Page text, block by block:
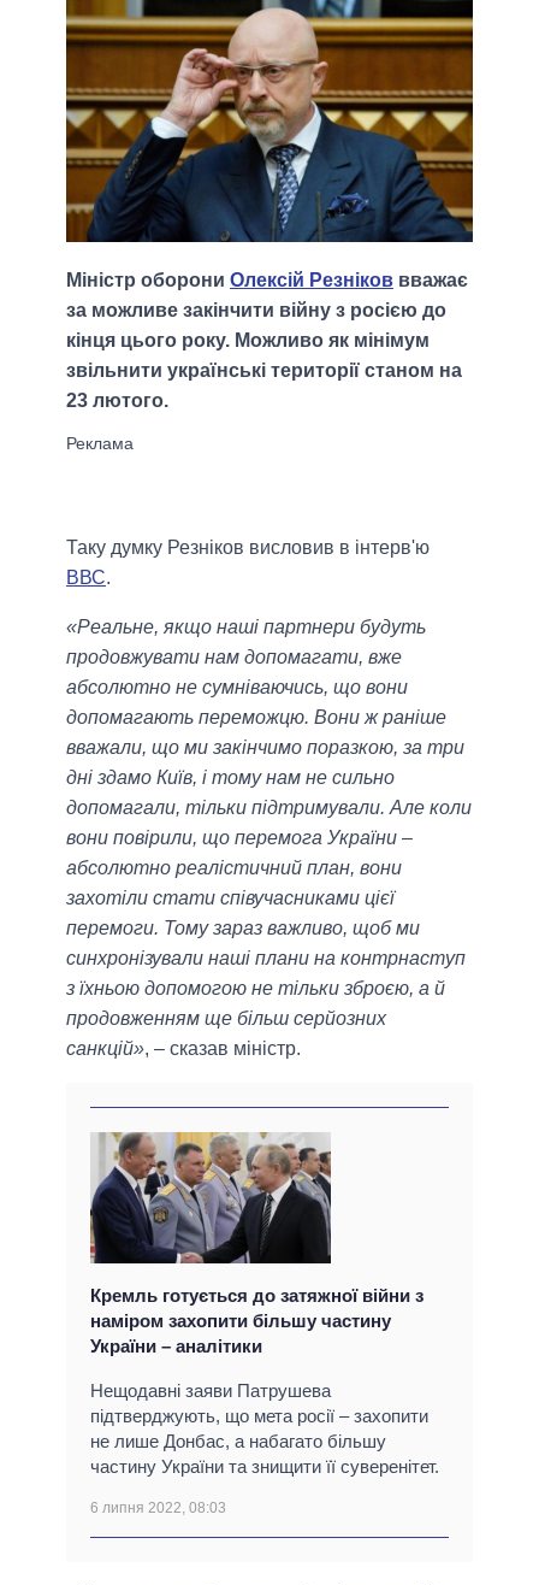
Міністр оборони Олексій Резніков вважає
за можливе закінчити війну з росією до
кінця цього року. Можливо як мінімум
звільнити українські території станом на
23 лютого.
Таку думку Резніков висловив в інтерв'ю
ВВС.
«Реальне, якщо наші партнери будуть
продовжувати нам допомагати, вже
абсолютно не сумніваючись, що вони
допомагають переможцю. Вони ж раніше
вважали, що ми закінчимо поразкою, за три
дні здамо Київ, і тому нам не сильно
допомагали, тільки підтримували. Але коли
вони повірили, що перемога України –
абсолютно реалістичний план, вони
захотіли стати співучасниками цієї
перемоги. Тому зараз важливо, щоб ми
синхронізували наші плани на контрнаступ
з їхньою допомогою не тільки зброєю, а й
продовженням ще більш серйозних
санкцій», – сказав міністр.
Кремль готується до затяжної війни з
наміром захопити більшу частину
України – аналітики
Нещодавні заяви Патрушева
підтверджують, що мета росії – захопити
не лише Донбас, а набагато більшу
частину України та знищити її суверенітет.
6 липня 2022, 08:03